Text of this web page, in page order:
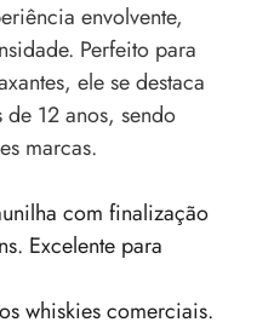
envolvente,
Perfeito para
ele se destaca
12 anos, sendo
marcas.
com finalização
Excelente para
whiskies comerciais.